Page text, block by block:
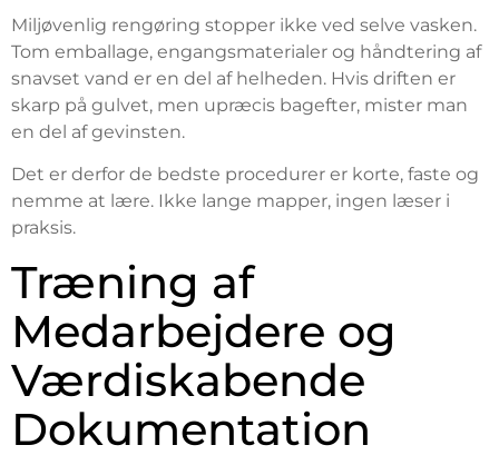
Miljøvenlig rengøring stopper ikke ved selve vasken.
Tom emballage, engangsmaterialer og håndtering af
snavset vand er en del af helheden. Hvis driften er
skarp på gulvet, men upræcis bagefter, mister man
en del af gevinsten.
Det er derfor de bedste procedurer er korte, faste og
nemme at lære. Ikke lange mapper, ingen læser i
praksis.
Træning af
Medarbejdere og
Værdiskabende
Dokumentation